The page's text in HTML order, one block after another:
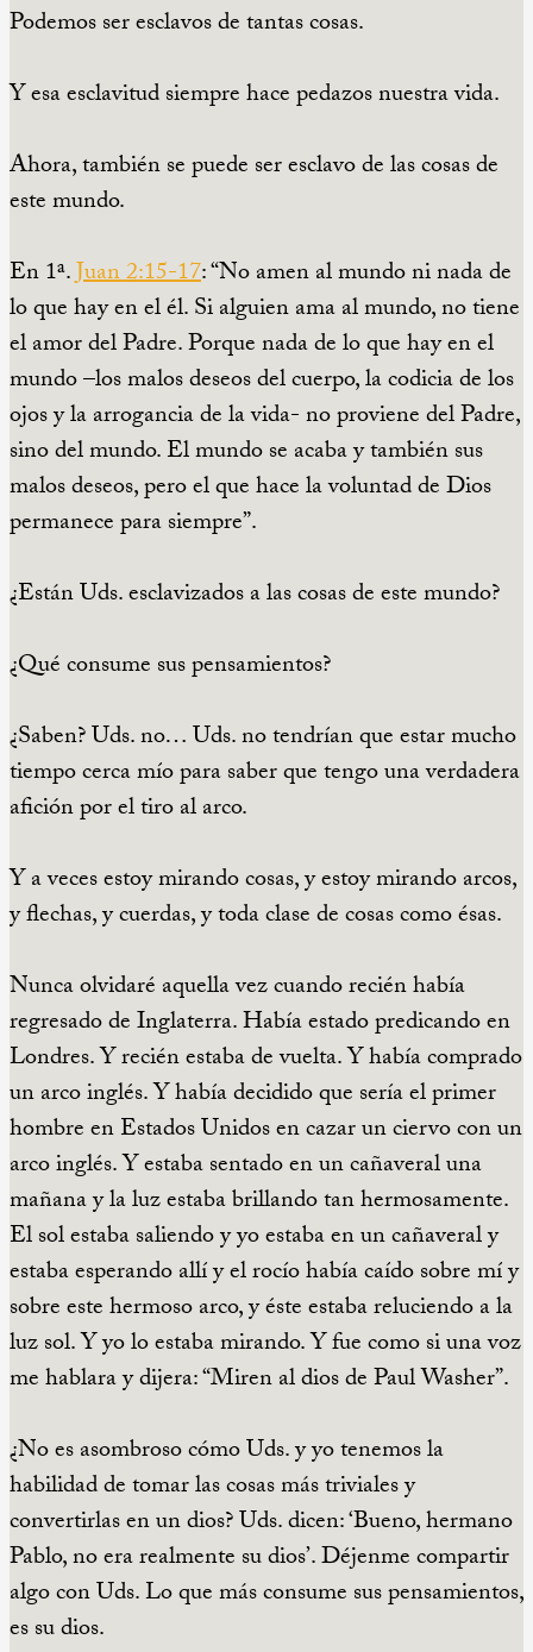
Podemos ser esclavos de tantas cosas.
Y esa esclavitud siempre hace pedazos nuestra vida.
Ahora, también se puede ser esclavo de las cosas de
este mundo.
En 1ª.Juan 2:15-17: “No amen al mundo ni nada de
lo que hay en el él. Si alguien ama al mundo, no tiene
el amor del Padre. Porque nada de lo que hay en el
mundo –los malos deseos del cuerpo, la codicia de los
ojos y la arrogancia de la vida- no proviene del Padre,
sino del mundo. El mundo se acaba y también sus
malos deseos, pero el que hace la voluntad de Dios
permanece para siempre”.
¿Están Uds. esclavizados a las cosas de este mundo?
¿Qué consume sus pensamientos?
¿Saben? Uds. no… Uds. no tendrían que estar mucho
tiempo cerca mío para saber que tengo una verdadera
afición por el tiro al arco.
Y a veces estoy mirando cosas, y estoy mirando arcos,
y flechas, y cuerdas, y toda clase de cosas como ésas.
Nunca olvidaré aquella vez cuando recién había
regresado de Inglaterra. Había estado predicando en
Londres. Y recién estaba de vuelta. Y había comprado
un arco inglés. Y había decidido que sería el primer
hombre en Estados Unidos en cazar un ciervo con un
arco inglés. Y estaba sentado en un cañaveral una
mañana y la luz estaba brillando tan hermosamente.
El sol estaba saliendo y yo estaba en un cañaveral y
estaba esperando allí y el rocío había caído sobre mí y
sobre este hermoso arco, y éste estaba reluciendo a la
luz sol. Y yo lo estaba mirando. Y fue como si una voz
me hablara y dijera: “Miren al dios de Paul Washer”.
¿No es asombroso cómo Uds. y yo tenemos la
habilidad de tomar las cosas más triviales y
convertirlas en un dios? Uds. dicen: ‘Bueno, hermano
Pablo, no era realmente su dios’. Déjenme compartir
algo con Uds. Lo que más consume sus pensamientos,
es su dios.